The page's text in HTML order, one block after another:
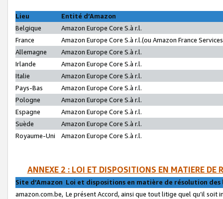
Lieu
Entité d’Amazon
Belgique
Amazon Europe Core S.à r.l.
France
Amazon Europe Core S.à r.l.(ou Amazon France
Allemagne
Amazon Europe Core S.à r.l.
Irlande
Amazon Europe Core S.à r.l.
Italie
Amazon Europe Core S.à r.l.
Pays-Bas
Amazon Europe Core S.à r.l.
Pologne
Amazon Europe Core S.à r.l.
Espagne
Amazon Europe Core S.à r.l.
Suède
Amazon Europe Core S.à r.l.
Royaume-Uni
Amazon Europe Core S.à r.l.
ANNEXE 2 : LOI ET DISPOSITIONS EN MATIERE DE
Site d’Amazon Loi et dispositions en matière de résolution
amazon.com.be, Le présent Accord, ainsi que tout litige quel qu’il soit